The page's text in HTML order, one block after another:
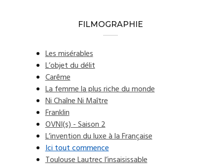
FILMOGRAPHIE
Les misérables
L’objet du délit
Carême
La femme la plus riche du monde
Ni Chaîne Ni Maître
Franklin
OVNI(s) - Saison 2
L’invention du luxe à la Française
Ici tout commence
Toulouse Lautrec l’insaisissable